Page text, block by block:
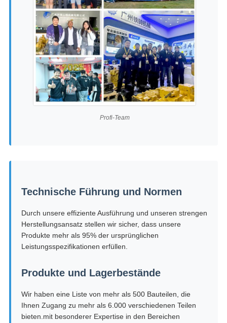
Profi-Team
Technische Führung und Normen
Durch unsere effiziente Ausführung und unseren strengen
Herstellungsansatz stellen wir sicher, dass unsere
Produkte mehr als 95% der ursprünglichen
Leistungsspezifikationen erfüllen.
Produkte und Lagerbestände
Wir haben eine Liste von mehr als 500 Bauteilen, die
Ihnen Zugang zu mehr als 6.000 verschiedenen Teilen
bieten.mit besonderer Expertise in den Bereichen